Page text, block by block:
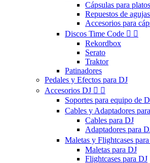
Cápsulas para
Repuestos de
Accesorios para
Discos Time Code  
Rekordbox
Serato
Traktor
Patinadores
Pedales y Efectos para DJ
Accesorios DJ  
Soportes para equipo de
Cables y Adaptadores
Cables para DJ
Adaptadores para
Maletas y Flightcases
Maletas para DJ
Flightcases para DJ